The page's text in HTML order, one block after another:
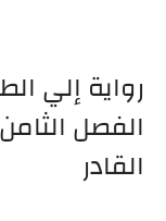
رواية إلي
الفصل
القادر